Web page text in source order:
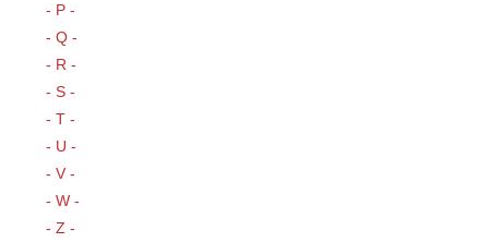
- P -
- Q -
- R -
- S -
- T -
- U -
- V -
- W -
- Z -